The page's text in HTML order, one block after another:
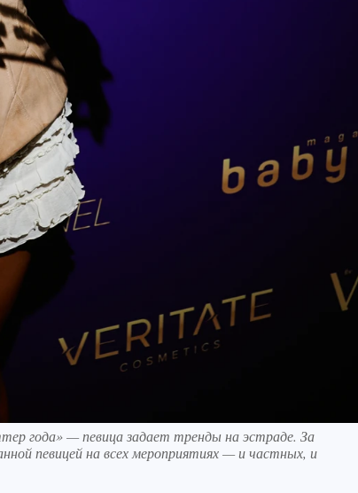
года» — певица задает тренды на эстраде. За
певицей на всех мероприятиях — и частных, и